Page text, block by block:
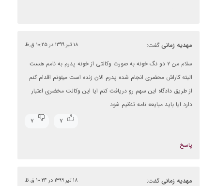
مهدیه زمانی گفت: ۱۸ تیر ۱۳۹۹ در ۱۰:۲۵ ق.ظ
سلام من ۲ دو نگ خونه به صورت وکالتی از خونه پدرم به نامم هست
البته کاراش محضری انجام شده پدرم الان زنده است میتونم اقدام کنم
از طریق دادگاه این سهم رو دریافت کنم ایا این وکالت مخضری اعتبار
دارد ایا باید مبایعه نامه تنظیم شود
۷
۷
پاسخ
مهدیه زمانی گفت: ۱۸ تیر ۱۳۹۹ در ۱۰:۲۴ ق.ظ